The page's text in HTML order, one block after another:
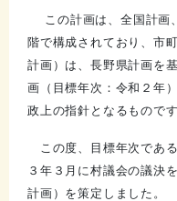
この計画は、全国計画
階で構成されており、市
計画）は、長野県計画を
画（目標年次：令和２年
政上の指針となるものです
この度、目標年次であ
３年３月に村議会の議決
計画）を策定しました。